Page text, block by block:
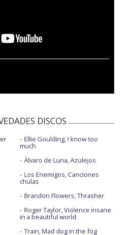
DISCOS
Ellie Goulding, I know too
much
Álvaro de Luna, Azulejos
Los Enemigos, Canciones
chulas
Brandon Flowers, Thrasher
Roger Taylor, Violence insane
in a beautiful world
Train, Mad dog in the fog